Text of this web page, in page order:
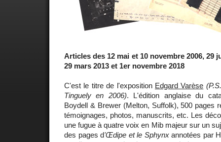
Articles des 12 mai et 10 novembre 2006, 29
29 mars 2013 et 1er novembre 2018
C'est le titre de l'exposition Edgard Varèse
Tinguely en 2006). L'édition anglaise du
Boydell & Brewer (Melton, Suffolk), 500 pages
témoignages, photos, manuscrits, etc. Les
une fugue à quatre voix en Mib majeur sur un
des pages d'Œdipe et le Sphynxannotées par